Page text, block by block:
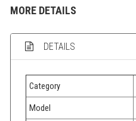
MORE DETAILS
DETAILS
Category
Model